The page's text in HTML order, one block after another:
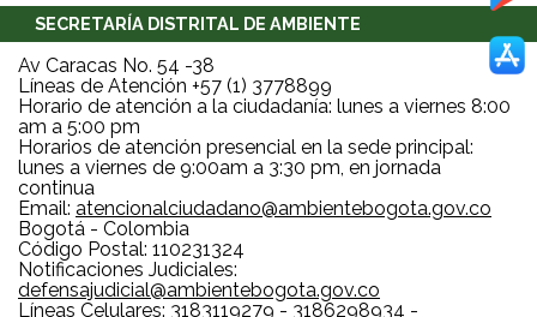
SECRETARÍA DISTRITAL DE AMBIENTE
Av Caracas No. 54 -38
Líneas de Atención +57 (1) 3778899
Horario de atención a la ciudadanía: lunes a viernes 8:00
am a 5:00 pm
Horarios de atención presencial en la sede principal:
lunes a viernes de 9:00am a 3:30 pm, en jornada
continua
Email: atencionalciudadano@ambientebogota.gov.co
Bogotá - Colombia
Código Postal: 110231324
Notificaciones Judiciales:
defensajudicial@ambientebogota.gov.co
Líneas Celulares: 3183119279 - 3186298934 -